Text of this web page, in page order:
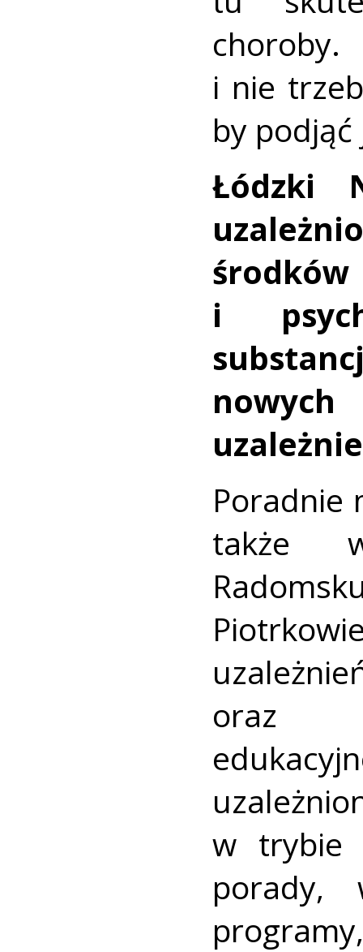
i nie
by
Łódzki
i
Poradnie
także
oraz
w trybie
porady,